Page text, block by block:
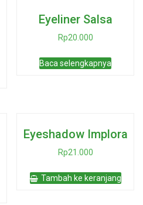
Eyeliner Salsa
Rp20.000
Baca selengkapnya
Eyeshadow Implora
Rp21.000
Tambah ke keranjang